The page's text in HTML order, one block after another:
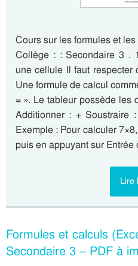
Cours sur les formules et
Collège : : Secondaire 3 .
une cellule Il faut respecter
Une formule de calcul
= ». Le tableur possède les
Additionner : +
Exemple : Pour calculer
puis en appuyant sur
Lire
Formules et calculs
Secondaire 3 – PDF à